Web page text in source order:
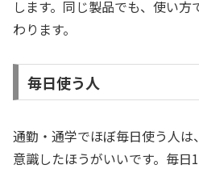
します。同じ製品でも、使い
わります。
毎日使う人
通勤・通学でほぼ毎日使う人
意識したほうがいいです。毎